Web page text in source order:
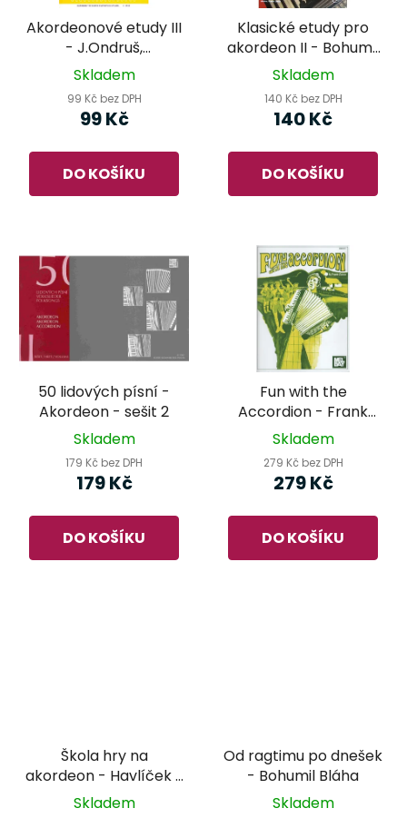
Akordeonové etudy III
- J.Ondruš,
M.Dikánová
Skladem
99 Kč bez DPH
99 Kč
DO KOŠÍKU
Klasické etudy pro
akordeon II - Bohumil
Bláha
Skladem
140 Kč bez DPH
140 Kč
DO KOŠÍKU
50 lidových písní -
Akordeon - sešit 2
Skladem
179 Kč bez DPH
179 Kč
DO KOŠÍKU
Fun with the
Accordion - Frank
Zucco
Skladem
279 Kč bez DPH
279 Kč
DO KOŠÍKU
Škola hry na
akordeon - Havlíček §
Machalíčková §
Skladem
Od ragtimu po dnešek
- Bohumil Bláha
Skladem